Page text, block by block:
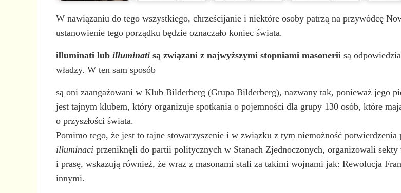
W nawiązaniu do tego wszystkiego, chrześcijanie i niektóre osoby patrzą na przywódcę
ustanowienie tego porządku będzie oznaczało koniec świata.
illuminati lubilluminati są związani z najwyższymi stopniami masonerii są
władzy. W ten sam sposób
są oni zaangażowani w Klub Bilderberg (Grupa Bilderberg), nazwany tak, ponieważ jego
jest tajnym klubem, który organizuje spotkania o pojemności dla grupy 130 osób, które
o przyszłości świata.
Pomimo tego, że jest to tajne stowarzyszenie i w związku z tym niemożność
illuminaci przeniknęli do partii politycznych w Stanach Zjednoczonych, organizowali
i prasę, wskazują również, że wraz z masonami stali za takimi wojnami jak: Rewolucja
innymi.